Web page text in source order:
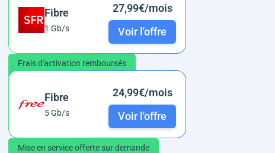
Fibre
1 Gb/s
27,99€/mois
Voir l'offre
Frais d'activation remboursés
Fibre
5 Gb/s
24,99€/mois
Voir l'offre
Mise en service offerte sur demande